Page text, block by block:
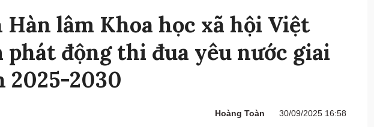
Hàn lâm Khoa học xã hội Việt
phát động thi đua yêu nước giai
2025-2030
Hoàng Toàn 30/09/2025 16:58